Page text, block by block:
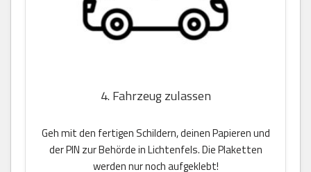
4. Fahrzeug zulassen
Geh mit den fertigen Schildern, deinen Papieren und
der PIN zur Behörde in Lichtenfels. Die Plaketten
werden nur noch aufgeklebt!